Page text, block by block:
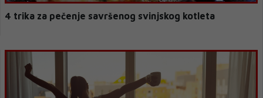
4 trika za pečenje savršenog svinjskog kotleta